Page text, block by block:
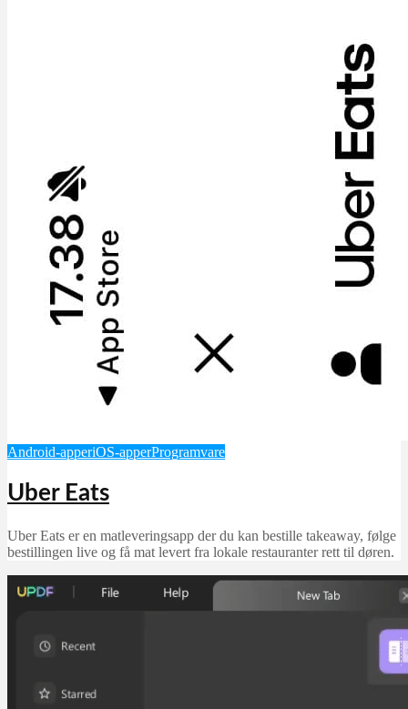
Android-apperiOS-apperProgramvare
Uber Eats
Uber Eats er en matleveringsapp der du kan bestille takeaway, følge
bestillingen live og få mat levert fra lokale restauranter rett til døren.